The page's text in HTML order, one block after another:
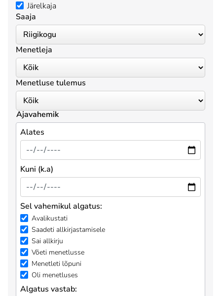
Järelkaja
Saaja
Menetleja
Menetluse tulemus
Ajavahemik
Alates
Kuni (k.a)
Sel vahemikul algatus:
Avalikustati
Saadeti allkirjastamisele
Sai allkirju
Võeti menetlusse
Menetleti lõpuni
Oli menetluses
Algatus vastab: